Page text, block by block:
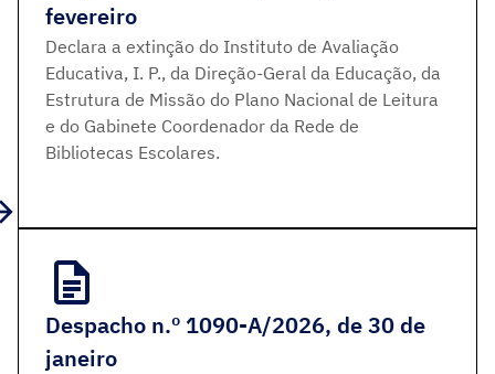
fevereiro
Declara a extinção do Instituto de Avaliação
Educativa, I. P., da Direção-Geral da Educação, da
Estrutura de Missão do Plano Nacional de Leitura
e do Gabinete Coordenador da Rede de
Bibliotecas Escolares.
Despacho n.º 1090-A/2026, de 30 de
janeiro